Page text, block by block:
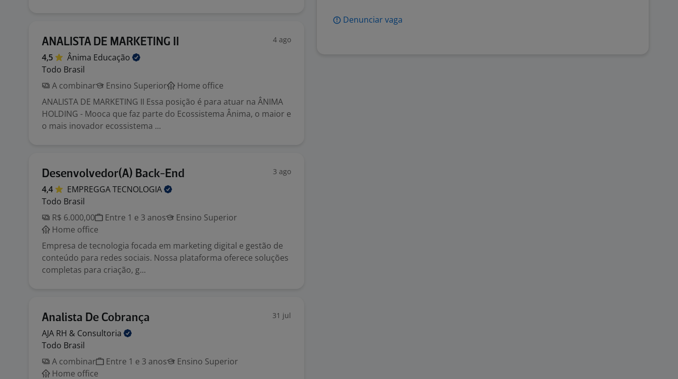
ANALISTA DE MARKETING II 4 ago
4,5 Ânima Educação
Todo Brasil
A combinar
Ensino Superior
Home office
ANALISTA DE MARKETING II Essa posição é para atuar na ÂNIMA
HOLDING - Mooca que faz parte do Ecossistema Ânima, o maior e
o mais inovador ecossistema ...
Desenvolvedor(A) Back-End 3 ago
4,4 EMPREGGATECNOLOGIA
Todo Brasil
R$ 6.000,00
Entre 1 e 3 anos
Ensino Superior
Home office
Empresa de tecnologia focada em marketing digital e gestão de
conteúdo para redes sociais. Nossa plataforma oferece soluções
completas para criação, g...
Analista De Cobrança 31 jul
AJA RH & Consultoria
Todo Brasil
A combinar
Entre 1 e 3 anos
Ensino Superior
Home office
Denunciar vaga